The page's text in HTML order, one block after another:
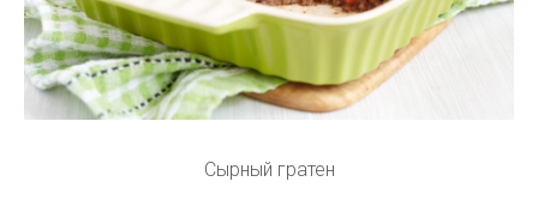
Сырный гратен